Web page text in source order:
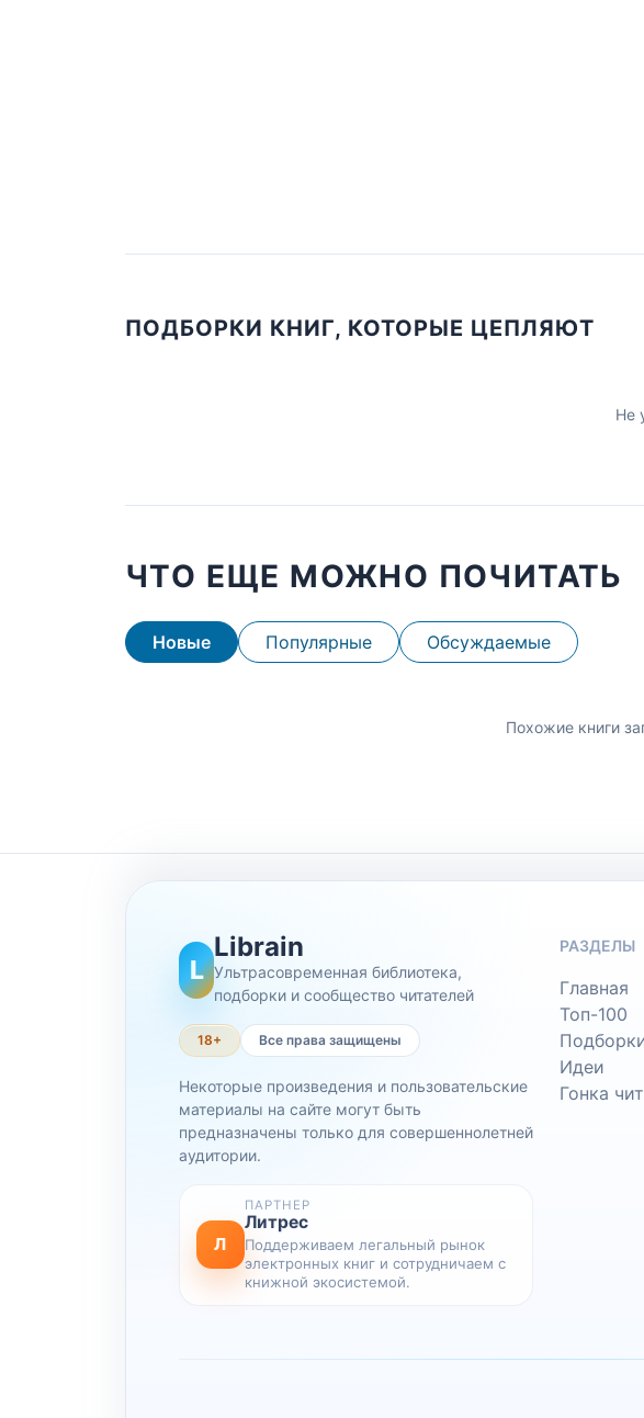
ПОДБОРКИ КНИГ, КОТОРЫЕ ЦЕПЛЯЮТ
Не
ЧТО ЕЩЕ МОЖНО ПОЧИТАТЬ
Новые Популярные Обсуждаемые
Похожие книги
L
Librain
Ультрасовременная библиотека,
подборки и сообщество читателей
18+ Все права защищены
Некоторые произведения и пользовательские
материалы на сайте могут быть
предназначены только для совершеннолетней
аудитории.
Л
ПАРТНЕР
Литрес
Поддерживаем легальный рынок
электронных книг и сотрудничаем с
книжной экосистемой.
РАЗДЕЛЫ
Главная
Топ-100
Идеи
Гонка